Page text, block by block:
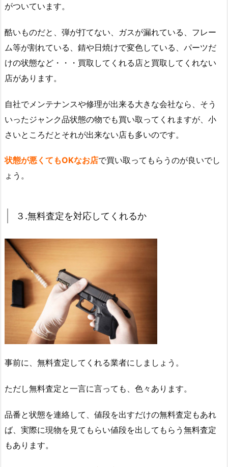
がついています。
酷いものだと、弾が打てない、ガスが漏れている、フレー
ム等が割れている、錆や日焼けで変色している、パーツだ
けの状態など・・・買取してくれる店と買取してくれない
店があります。
自社でメンテナンスや修理が出来る大きな会社なら、そう
いったジャンク品状態の物でも買い取ってくれますが、小
さいところだとそれが出来ない店も多いのです。
状態が悪くてもOKなお店で買い取ってもらうのが良いでし
ょう。
３.無料査定を対応してくれるか
事前に、無料査定してくれる業者にしましょう。
ただし無料査定と一言に言っても、色々あります。
品番と状態を連絡して、値段を出すだけの無料査定もあれ
ば、実際に現物を見てもらい値段を出してもらう無料査定
もあります。